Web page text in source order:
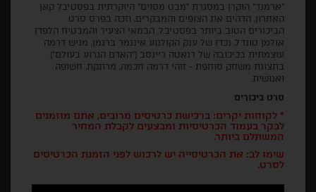
"ארמנד" הוקרן במסגרת "מבט מסוים" היוקרתית בפסטיבל קאן
האחרון, הדהים את הצופים והמבקרים, וזכה בפרס סרט
הביכורים הטוב ביותר בפסטיבל. הבמאי הצעיר והמבטיח הלפדן
אולמן טונדל, נכדו של ענק הקולנוע אינגמר ברגמן, מגיש דרמה
עוצמתית בכיכובה של רנאטה ריינסב ("האדם הגרוע בעולם")
בתצוגת משחק סוחפת - זוהי דרמה חכמה, מרתקת, חשופה
ואנושית.
סרט ביכורים
* לקוחות יקרים: ברכישת כרטיסים מרובים, אתם מוזמנים
לבקר בעמוד הכרטיסיות ומבצעים לקבלת המחיר
המשתלם ביותר.
שימו לב: את הכרטיסייה יש לרכוש לפני הזמנת הכרטיסים
לסרט.